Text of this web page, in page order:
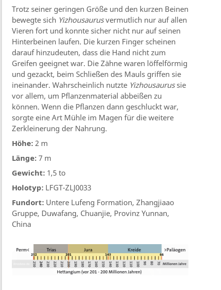
Trotz seiner geringen Größe und den kurzen Beinen
bewegte sich Yizhousaurusvermutlich nur auf allen
Vieren fort und konnte sicher nicht nur auf seinen
Hinterbeinen laufen. Die kurzen Finger scheinen
darauf hinzudeuten, dass die Hand nicht zum
Greifen geeignet war. Die Zähne waren löffelförmig
und gezackt, beim Schließen des Mauls griffen sie
ineinander. Wahrscheinlich nutzte Yizhousaurussie
vor allem, um Pflanzenmaterial abbeißen zu
können. Wenn die Pflanzen dann geschluckt war,
sorgte eine Art Mühle im Magen für die weitere
Zerkleinerung der Nahrung.
Höhe: 2 m
Länge:7 m
Gewicht: 1,5 to
Holotyp: LFGT-ZLJ0033
Fundort: Untere Lufeng Formation, Zhangjiaao
Gruppe, Duwafang, Chuanjie, Provinz Yunnan,
China